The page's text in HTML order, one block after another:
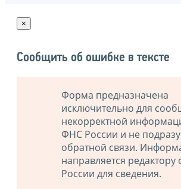
×
Сообщить об ошибке в тексте
Форма предназначена
исключительно для
некорректной
ФНС России и не
обратной связи.
направляется
России для сведения.